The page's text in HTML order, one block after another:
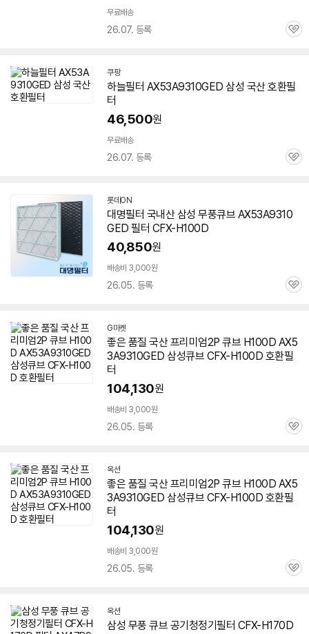
무료배송
26.07. 등록
관
쿠팡
하늘필터 AX53A9310GED 삼성 국산 호환필
터
46,500원
무료배송
26.07. 등록
관
롯데ON
대명필터 국내산 삼성 무풍큐브 AX53A9310
GED 필터 CFX-H100D
40,850원
배송비 3,000원
26.05. 등록
관
G마켓
좋은 품질 국산 프리미엄2P 큐브 H100D AX5
3A9310GED 삼성큐브 CFX-H100D 호환필
터
104,130원
배송비 3,000원
26.05. 등록
관
옥션
좋은 품질 국산 프리미엄2P 큐브 H100D AX5
3A9310GED 삼성큐브 CFX-H100D 호환필
터
104,130원
배송비 3,000원
26.05. 등록
관
옥션
삼성 무풍 큐브 공기청정기필터 CFX-H170D